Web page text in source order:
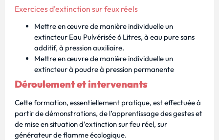
Exercices d’extinction sur feux réels
Mettre en œuvre de manière individuelle un
extincteur Eau Pulvérisée 6 Litres, à eau pure sans
additif, à pression auxiliaire.
Mettre en œuvre de manière individuelle un
extincteur à poudre à pression permanente
Déroulement et intervenants
Cette formation, essentiellement pratique, est effectuée à
partir de démonstrations, de l’apprentissage des gestes et
de mise en situation d’extinction sur feu réel, sur
générateur de flamme écologique.